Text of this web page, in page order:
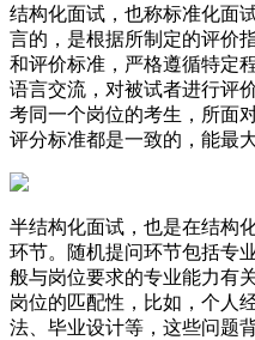
结构化面试，也称标准化面
言的，是根据所制定的评价
和评价标准，严格遵循特定
语言交流，对被试者进行评
考同一个岗位的考生，所面
评分标准都是一致的，能最
半结构化面试，也是在结构
环节。随机提问环节包括专
般与岗位要求的专业能力有
岗位的匹配性，比如，个人
法、毕业设计等，这些问题